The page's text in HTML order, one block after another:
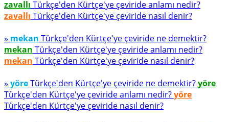
zavallı Türkçe'den Kürtçe'ye çeviride anlamı nedir?
zavallı Türkçe'den Kürtçe'ye çeviride nasıl denir?
» mekan Türkçe'den Kürtçe'ye çeviride ne demektir?
mekan Türkçe'den Kürtçe'ye çeviride anlamı nedir?
mekan Türkçe'den Kürtçe'ye çeviride nasıl denir?
» yöreTürkçe'den Kürtçe'ye çeviride ne demektir?yöre
Türkçe'den Kürtçe'ye çeviride anlamı nedir?yöre
Türkçe'den Kürtçe'ye çeviride nasıl denir?